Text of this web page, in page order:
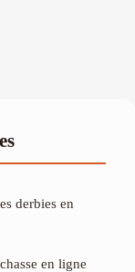
derbies en
en ligne